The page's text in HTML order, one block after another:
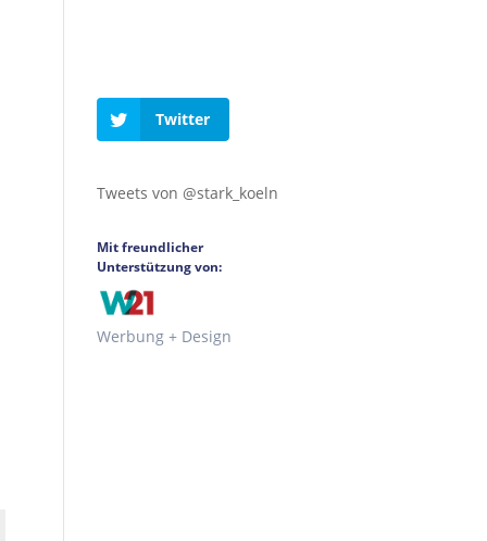
Twitter
Tweets von @stark_koeln
Mit freundlicher
Unterstützung von:
Werbung + Design